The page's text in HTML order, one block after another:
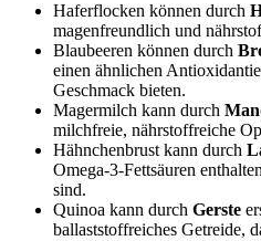
Haferflocken können durch
magenfreundlich und
Blaubeeren können durch
einen ähnlichen
Geschmack bieten.
Magermilch kann durch
milchfreie, nährstoffreiche
Hähnchenbrust kann durch
Omega-3-Fettsäuren
sind.
Quinoa kann durch Gerste
ballaststoffreiches Getreide,